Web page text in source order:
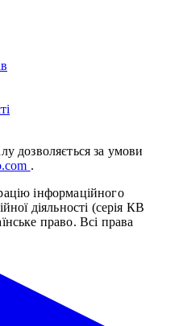
дозволяється за умови
.
інформаційного
діяльності (серія КВ
право. Всі права